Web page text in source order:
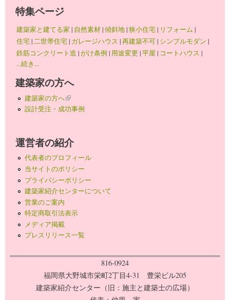
特集ページ
建築家と建てる家 | 自然素材|傾斜地|狭小住宅| リフォーム |
住宅|二世帯住宅| ガレージハウス |再建築不可| シンプルモダン |
鉄筋コンクリート造 |がけ条例 | 用途変更 |平屋 | コートハウス |
...続き...
建築家の方へ
建築家の方へ(link is external)
設計受注・成功事例
運営者の紹介
代表者のプロフィール
当サイトのポリシー
プライバシーポリシー
建築家紹介センターについて
営業のご案内
特定商取引法表示
メディア掲載
プレスリリース一覧
816-0924
福岡県大野城市栄町2丁目4-31 豊栄ビル205
建築家紹介センター（旧：施主と建築士の広場）